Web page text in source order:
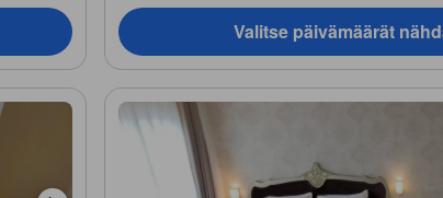
Valitse päivämäärät